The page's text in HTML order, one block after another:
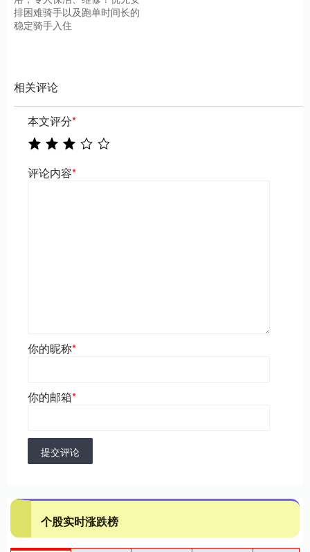
排困难骑手以及跑单时间长的
稳定骑手入住
相关评论
本文评分*
评论内容*
你的昵称*
你的邮箱*
提交评论
个股实时涨跌榜